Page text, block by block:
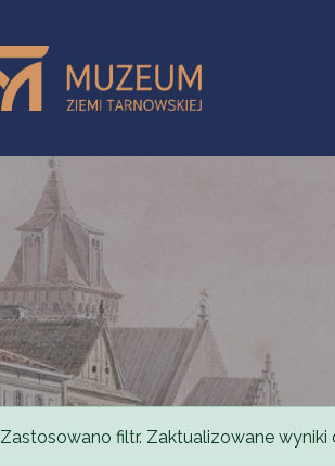
Status message
Zastosowano filtr. Zaktualizowane wyniki